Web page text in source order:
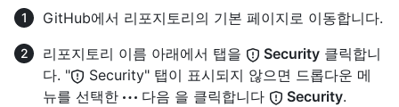
GitHub에서 리포지토리의 기본 페이지로 이동합니다.
리포지토리 이름 아래에서 탭을
Security 클릭합니
다. "
Security" 탭이 표시되지 않으면 드롭다운 메
뉴를 선택한
다음 을 클릭합니다 Security.